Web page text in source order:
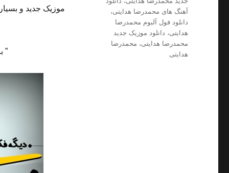
موزیک جدید و
”
آهنگ های محمدرضا هدایتی،
دانلود فول آلبوم محمدرضا
هدایتی، دانلود موزیک جدید
محمدرضا هدایتی، محمدرضا
هدایتی